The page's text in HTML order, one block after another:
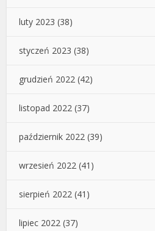
luty 2023 (38)
styczeń 2023 (38)
grudzień 2022 (42)
listopad 2022 (37)
październik 2022 (39)
wrzesień 2022 (41)
sierpień 2022 (41)
lipiec 2022 (37)